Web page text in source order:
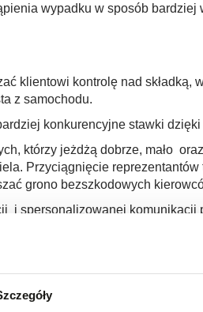
wypadku w sposób bardziej
klientowi kontrolę nad
z samochodu.
konkurencyjne stawki
którzy jeżdżą dobrze, mało
Przyciągnięcie
grono bezszkodowych
i spersonalizowanej
i spadek wskaźnika
telematyczne. Dzięki
Spersonalizowana
aplikacji mobilnej? Płatności